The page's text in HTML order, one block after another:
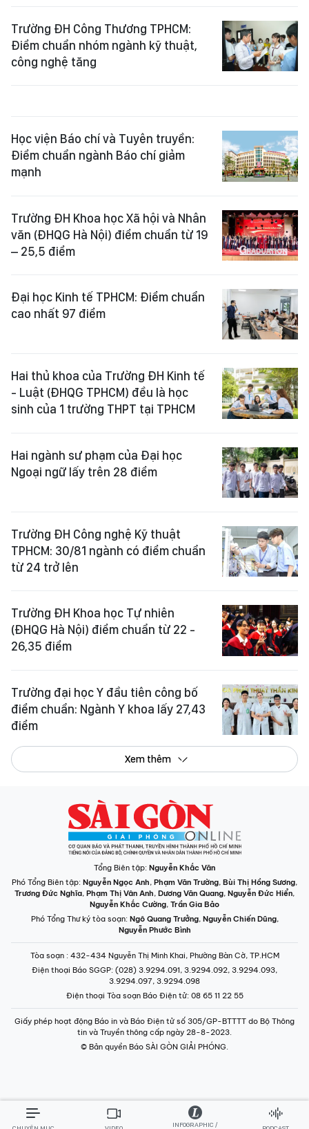
Trường ĐH Công Thương TPHCM:
Điểm chuẩn nhóm ngành kỹ thuật,
công nghệ tăng
Học viện Báo chí và Tuyên truyền:
Điểm chuẩn ngành Báo chí giảm
mạnh
Trường ĐH Khoa học Xã hội và Nhân
văn (ĐHQG Hà Nội) điểm chuẩn từ 19
– 25,5 điểm
Đại học Kinh tế TPHCM: Điểm chuẩn
cao nhất 97 điểm
Hai thủ khoa của Trường ĐH Kinh tế
- Luật (ĐHQG TPHCM) đều là học
sinh của 1 trường THPT tại TPHCM
Hai ngành sư phạm của Đại học
Ngoại ngữ lấy trên 28 điểm
Trường ĐH Công nghệ Kỹ thuật
TPHCM: 30/81 ngành có điểm chuẩn
từ 24 trở lên
Trường ĐH Khoa học Tự nhiên
(ĐHQG Hà Nội) điểm chuẩn từ 22 -
26,35 điểm
Trường đại học Y đầu tiên công bố
điểm chuẩn: Ngành Y khoa lấy 27,43
điểm
Xem thêm
Tổng Biên tập: Nguyễn Khắc Văn
Phó Tổng Biên tập: Nguyễn Ngọc Anh, Phạm Văn Trường, Bùi Thị Hồng Sương,
Trương Đức Nghĩa, Phạm Thị Vân Anh, Dương Văn Quang, Nguyễn Đức Hiển,
Nguyễn Khắc Cường, Trần Gia Bảo
Phó Tổng Thư ký tòa soạn: Ngô Quang Trưởng, Nguyễn Chiến Dũng,
Nguyễn Phước Bình
Tòa soạn : 432-434 Nguyễn Thị Minh Khai, Phường Bàn Cờ, TP.HCM
Điện thoại Báo SGGP: (028) 3.9294.091, 3.9294.092, 3.9294.093,
3.9294.097, 3.9294.098
Điện thoại Tòa soạn Báo Điện tử: 08 65 11 22 55
Giấy phép hoạt động Báo in và Báo Điện tử số 305/GP-BTTTT do Bộ Thông
tin và Truyền thông cấp ngày 28-8-2023.
© Bản quyền Báo SÀI GÒN GIẢI PHÓNG.
INFOGRAPHIC /